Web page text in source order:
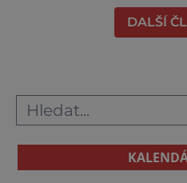
práci tehdejších
DALŠÍ